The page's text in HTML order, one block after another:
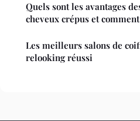
Quels sont les avantages
cheveux crépus et
Les meilleurs salons de
relooking réussi